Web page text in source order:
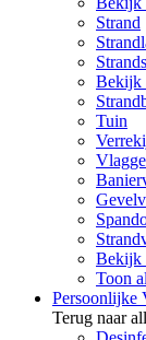
Strand
Bekijk
Tuin
Bekijk
Toon
Persoonlijke
Terug naar